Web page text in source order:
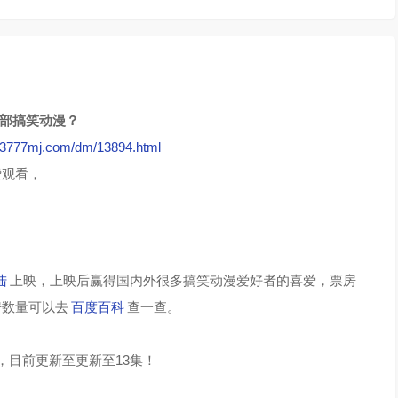
搞笑动漫？
dm/13894.html
看，
上映，上映后赢得国内外很多搞笑动漫爱好者的喜爱，票房
量可以去百度百科查一查。
前更新至更新至13集！